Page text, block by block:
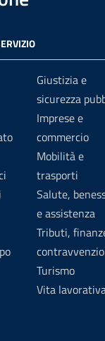
Giustizia e
sicurezza
Imprese e
commercio
Mobilità e
trasporti
Salute,
e assistenza
Tributi,
Turismo
Vita